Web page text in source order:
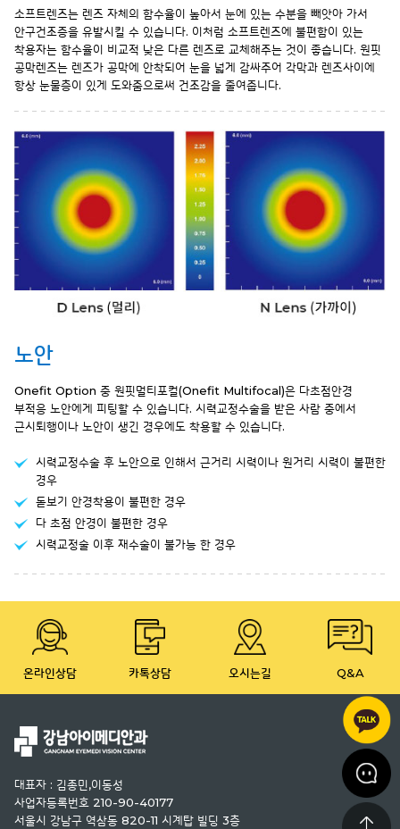
소프트렌즈는 렌즈 자체의 함수율이 높아서 눈에 있는 수분을 빼앗아 가서
안구건조증을 유발시킬 수 있습니다. 이처럼 소프트렌즈에 불편함이 있는
착용자는 함수율이 비교적 낮은 다른 렌즈로 교체해주는 것이 좋습니다. 원핏
공막렌즈는 렌즈가 공막에 안착되어 눈을 넓게 감싸주어 각막과 렌즈사이에
항상 눈물층이 있게 도와줌으로써 건조감을 줄여줍니다.
노안
Onefit Option 중 원핏멀티포컬(Onefit Multifocal)은 다초점안경
부적응 노안에게 피팅할 수 있습니다. 시력교정수술을 받은 사람 중에서
근시퇴행이나 노안이 생긴 경우에도 착용할 수 있습니다.
시력교정수술 후 노안으로 인해서 근거리 시력이나 원거리 시력이 불편한
경우
돋보기 안경착용이 불편한 경우
다 초점 안경이 불편한 경우
시력교정술 이후 재수술이 불가능 한 경우
온라인상담 카톡상담 오시는길 Q&A
대표자 : 김종민,이동성
사업자등록번호 210-90-40177
서울시 강남구 역삼동 820-11 시계탑 빌딩 3층